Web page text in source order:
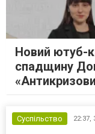
Новий ютуб-
спадщину
Суспільство 22:37,